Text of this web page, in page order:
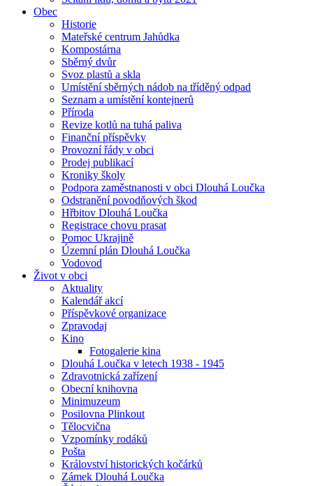
Obec
Historie
Mateřské centrum Jahůdka
Kompostárna
Sběrný dvůr
Svoz plastů a skla
Umístění sběrných nádob na tříděný odpad
Seznam a umístění kontejnerů
Příroda
Revize kotlů na tuhá paliva
Finanční příspěvky
Provozní řády v obci
Prodej publikací
Kroniky školy
Podpora zaměstnanosti v obci Dlouhá Loučka
Odstranění povodňových škod
Hřbitov Dlouhá Loučka
Registrace chovu prasat
Pomoc Ukrajině
Územní plán Dlouhá Loučka
Vodovod
Život v obci
Aktuality
Kalendář akcí
Příspěvkové organizace
Zpravodaj
Kino
Fotogalerie kina
Dlouhá Loučka v letech 1938 - 1945
Zdravotnická zařízení
Obecní knihovna
Minimuzeum
Posilovna Plinkout
Tělocvična
Vzpomínky rodáků
Pošta
Království historických kočárků
Zámek Dlouhá Loučka